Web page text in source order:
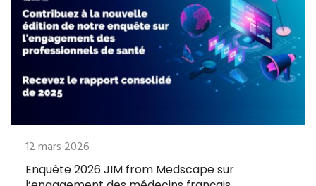
12 mars 2026
Enquête 2026 JIM from Medscape sur